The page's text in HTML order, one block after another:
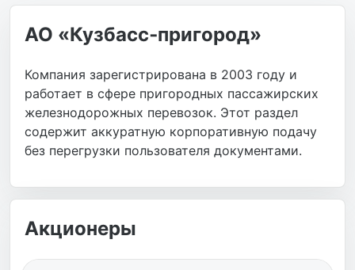
АО «Кузбасс‑пригород»
Компания зарегистрирована в 2003 году и
работает в сфере пригородных пассажирских
железнодорожных перевозок. Этот раздел
содержит аккуратную корпоративную подачу
без перегрузки пользователя документами.
Акционеры